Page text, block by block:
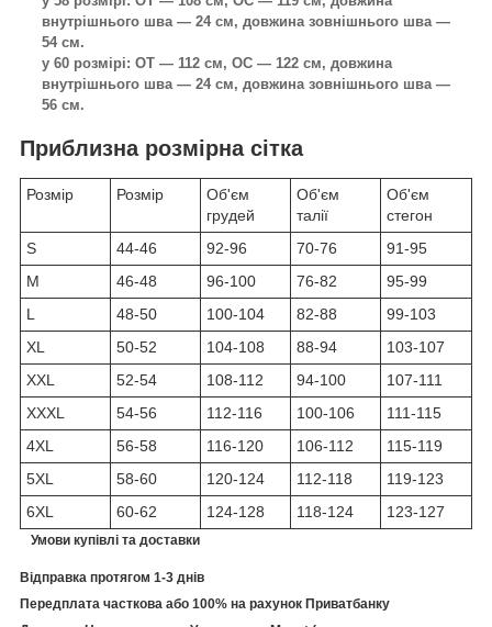
внутрішнього шва — 24 см, довжина зовнішнього шва —
54 см.
у 60 розмірі: ОТ — 112 см, ОС — 122 см, довжина
внутрішнього шва — 24 см, довжина зовнішнього шва —
56 см.
Приблизна розмірна сітка
Розмір Розмір
Об'єм
грудей
Об'єм
талії
Об'єм
стегон
S
44-46 92-96 70-76
91-95
M
46-48 96-100 76-82
95-99
L
48-50 100-104 82-88
99-103
XL
50-52 104-108 88-94
103-107
XXL
52-54 108-112 94-100
107-111
XXXL
54-56 112-116 100-106
111-115
4XL
56-58 116-120 106-112
115-119
5XL
58-60 120-124 112-118
119-123
6XL
60-62 124-128 118-124 123-127
Умови купівлі та доставки
Відправка протягом 1-3 днів
Передплата часткова або 100% на рахунок Приватбанку